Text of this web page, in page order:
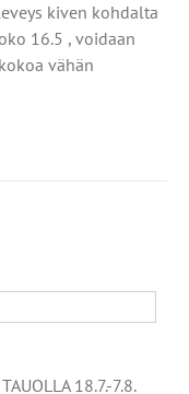
kiven kohdalta
16.5 , voidaan
vähän
18.7.-7.8.